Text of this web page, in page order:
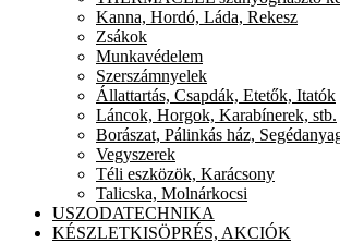
Kanna, Hordó, Láda, Rekesz
Zsákok
Munkavédelem
Szerszámnyelek
Állattartás, Csapdák, Etetők, Itatók
Láncok, Horgok, Karabínerek, stb.
Borászat, Pálinkás ház,
Vegyszerek
Téli eszközök, Karácsony
Talicska, Molnárkocsi
USZODATECHNIKA
KÉSZLETKISÖPRÉS, AKCIÓK